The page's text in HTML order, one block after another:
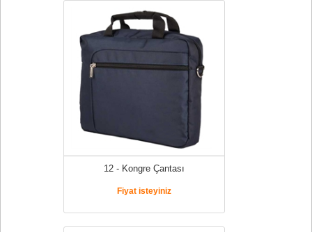
12 - Kongre Çantası
Fiyat isteyiniz